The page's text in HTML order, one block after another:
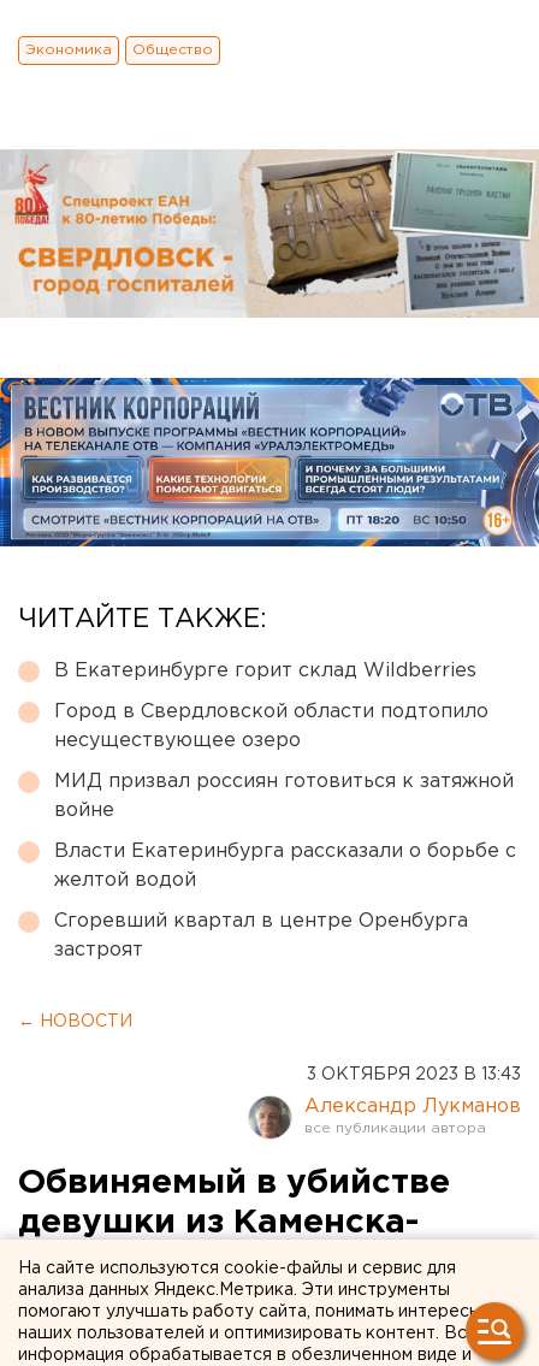
Экономика Общество
ЧИТАЙТЕ ТАКЖЕ:
В Екатеринбурге горит склад Wildberries
Город в Свердловской области подтопило
несуществующее озеро
МИД призвал россиян готовиться к затяжной
войне
Власти Екатеринбурга рассказали о борьбе с
желтой водой
Сгоревший квартал в центре Оренбурга
застроят
← НОВОСТИ
3 ОКТЯБРЯ 2023 В 13:43
Александр Лукманов
Обвиняемый в убийстве
девушки из Каменска-
Уральского попросил
отпустить его домой
На сайте используются cookie-файлы и сервис для
анализа данных Яндекс.Метрика. Эти инструменты
помогают улучшать работу сайта, понимать интересы
наших пользователей и оптимизировать контент. Вся
информация обрабатывается в обезличенном виде и